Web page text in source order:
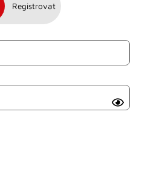
Registrovat